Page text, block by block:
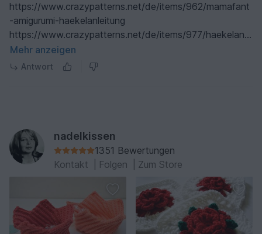
https://www.crazypatterns.net/de/items/962/mamafant
-amigurumi-haekelanleitung
https://www.crazypatterns.net/de/items/977/haekelanle
itung-amigurumi-elefant-babyfant
Mehr anzeigen
Antwort
nadelkissen
1351 Bewertungen
Kontakt
Folgen Zum Store